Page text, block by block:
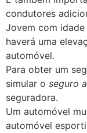
condutores
Jovem com
haverá uma
automóvel.
Para obter um
simular o seguro
seguradora.
Um automóvel
automóvel